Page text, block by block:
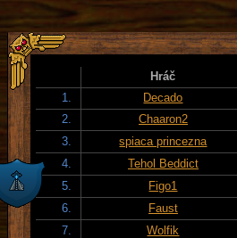
Hráč
1.
Decado
2.
Chaaron2
3.
spiaca princezna
4.
Tehol Beddict
5.
Figo1
6.
Faust
7.
Wolfik